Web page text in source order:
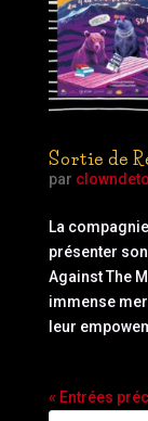
Sortie de
par
La
présenter
Against The
immense
leur
« Entrées